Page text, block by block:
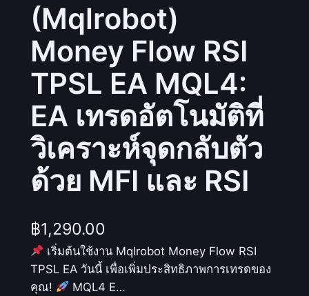
(Mqlrobot)
Money Flow RSI
TPSL EA MQL4:
EA เทรดอัตโนมัติที่
วิเคราะห์จุดกลับตัว
ด้วย MFI และ RSI
฿1,290.00
เริ่มต้นใช้งาน Mqlrobot Money Flow RSI
TPSL EA วันนี้ เพื่อเพิ่มประสิทธิภาพการเทรดของ
คุณ!
MQL4 E…